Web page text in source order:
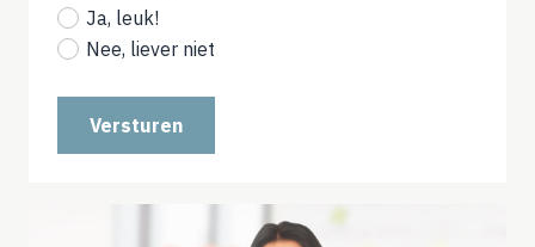
Ja, leuk!
Nee, liever niet
Versturen